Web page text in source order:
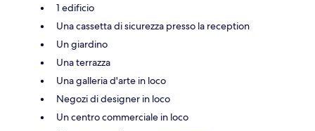
1 edificio
Una cassetta di sicurezza presso la reception
Un giardino
Una terrazza
Una galleria d'arte in loco
Negozi di designer in loco
Un centro commerciale in loco